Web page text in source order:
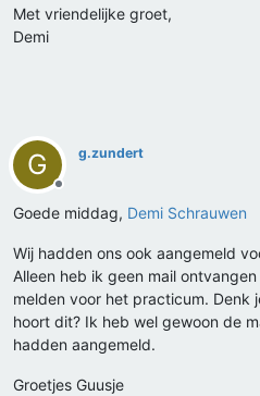
Met vriendelijke groet,
Demi
G
Offline
g.zundert
Goede middag, Demi Schrauwen
Wij hadden ons ook aangemeld
Alleen heb ik geen mail
melden voor het practicum. Denk
hoort dit? Ik heb wel gewoon de
hadden aangemeld.
Groetjes Guusje